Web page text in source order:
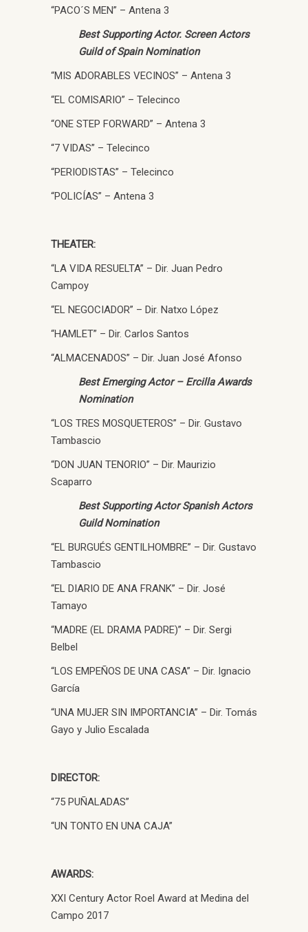
“PACO´S MEN” – Antena 3
Best Supporting Actor. Screen Actors
Guild of Spain Nomination
“MIS ADORABLES VECINOS” – Antena 3
“EL COMISARIO” – Telecinco
“ONE STEP FORWARD” – Antena 3
“7 VIDAS” – Telecinco
“PERIODISTAS” – Telecinco
“POLICÍAS” – Antena 3
THEATER:
“LA VIDA RESUELTA” – Dir. Juan Pedro
Campoy
“EL NEGOCIADOR” – Dir. Natxo López
“HAMLET” – Dir. Carlos Santos
“ALMACENADOS” – Dir. Juan José Afonso
Best Emerging Actor – Ercilla Awards
Nomination
“LOS TRES MOSQUETEROS” – Dir. Gustavo
Tambascio
“DON JUAN TENORIO” – Dir. Maurizio
Scaparro
Best Supporting Actor Spanish Actors
Guild Nomination
“EL BURGUÉS GENTILHOMBRE” – Dir. Gustavo
Tambascio
“EL DIARIO DE ANA FRANK” – Dir. José
Tamayo
“MADRE (EL DRAMA PADRE)” – Dir. Sergi
Belbel
“LOS EMPEÑOS DE UNA CASA” – Dir. Ignacio
García
“UNA MUJER SIN IMPORTANCIA” – Dir. Tomás
Gayo y Julio Escalada
DIRECTOR:
“75 PUÑALADAS”
“UN TONTO EN UNA CAJA”
AWARDS:
XXI Century Actor Roel Award at Medina del
Campo 2017